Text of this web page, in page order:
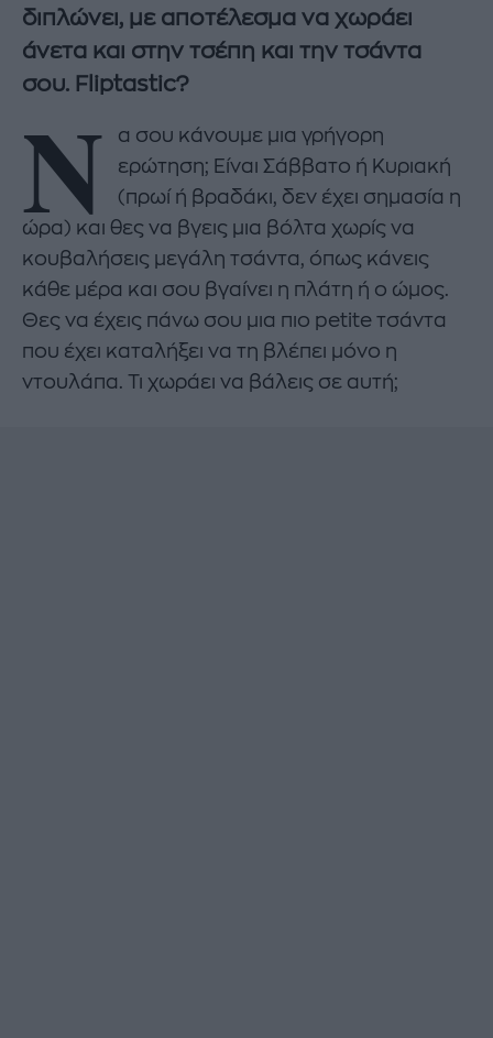
διπλώνει, με αποτέλεσμα να χωράει
άνετα και στην τσέπη και την τσάντα
σου. Fliptastic?
Ν
α σου κάνουμε μια γρήγορη
ερώτηση; Είναι Σάββατο ή Κυριακή
(πρωί ή βραδάκι, δεν έχει σημασία η
ώρα) και θες να βγεις μια βόλτα χωρίς να
κουβαλήσεις μεγάλη τσάντα, όπως κάνεις
κάθε μέρα και σου βγαίνει η πλάτη ή ο ώμος.
Θες να έχεις πάνω σου μια πιο petite τσάντα
που έχει καταλήξει να τη βλέπει μόνο η
ντουλάπα. Τι χωράει να βάλεις σε αυτή;